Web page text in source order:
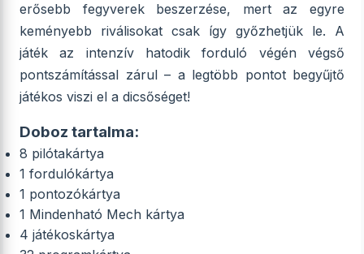
erősebb fegyverek beszerzése, mert az egyre
keményebb riválisokat csak így győzhetjük le. A
játék az intenzív hatodik forduló végén végső
pontszámítással zárul – a legtöbb pontot begyűjtő
játékos viszi el a dicsőséget!
Doboz tartalma:
8 pilótakártya
1 fordulókártya
1 pontozókártya
1 Mindenható Mech kártya
4 játékoskártya